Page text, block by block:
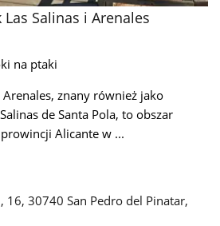
Salinas i Arenales
na ptaki
znany również jako
de Santa Pola, to obszar
Alicante w ...
16, 30740 San Pedro del Pinatar,